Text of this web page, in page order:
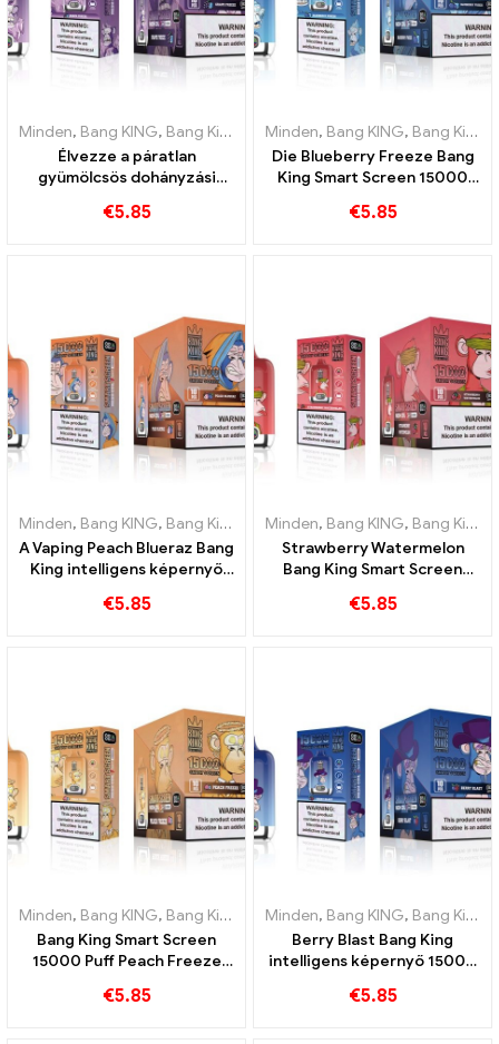
Minden, Bang KING, Bang King Smart Screen 15000 Pöfékel ,
Élvezze a páratlan
gyümölcsös dohányzási
King Smart Screen
€5.85
Minden, Bang KING, Bang King Smart Screen 15000 Pöfékel
Die Blueberry Freeze Bang
King Smart Screen 15000
€5.85
Minden, Bang KING, Bang King Smart Screen 15000 Pöfékel ,
A Vaping Peach Blueraz Bang
King intelligens képernyő
€5.85
Minden, Bang KING, Bang King Smart Screen 15000 Pöfékel
Strawberry Watermelon
Bang King Smart Screen
gyümölcsök pihentető
€5.85
Minden, Bang KING, Bang King Smart Screen 15000 Pöfékel ,
Bang King Smart Screen
15000 Puff Peach Freeze
€5.85
Minden, Bang KING, Bang King Smart Screen 15000 Pöfékel
Berry Blast Bang King
intelligens képernyő 15000
eldobható e-cigit
€5.85